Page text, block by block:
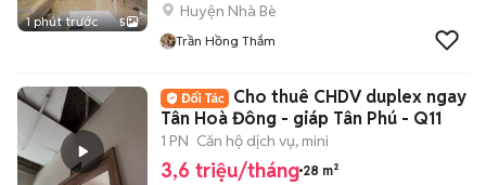
1 phút trước 5
Huyện Nhà Bè
Trần Hồng Thắm
Cho thuê CHDV duplex ngay
Tân Hoà Đông - giáp Tân Phú - Q11
1 PN Căn hộ dịch vụ, mini
3,6 triệu/tháng 28 m²